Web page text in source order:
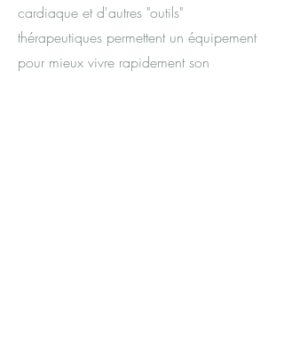
cardiaque et d'autres "outils"
thérapeutiques permettent un équipement
pour mieux vivre rapidement son